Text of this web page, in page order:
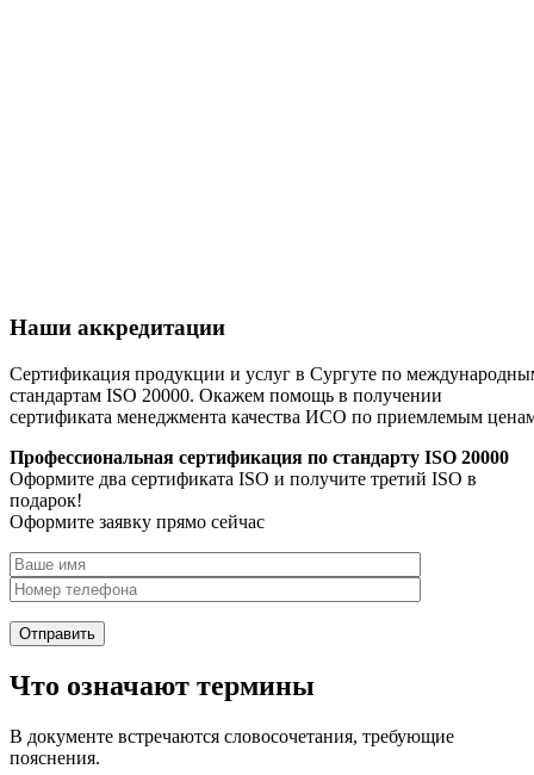
Наши аккредитации
Сертификация продукции и услуг в Сургуте по
стандартам ISO 20000. Окажем помощь в получении
сертификата менеджмента качества ИСО по приемлемым
Профессиональная сертификация по стандарту ISO 20000
Оформите два сертификата ISO и получите третий ISO в
подарок!
Оформите заявку прямо сейчас
Что означают термины
В документе встречаются словосочетания, требующие
пояснения.